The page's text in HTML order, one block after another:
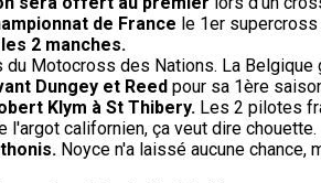
de France le 1er
2 manches.
du Motocross des Nations. La Belgique
Dungey et Reed pour sa 1ère
Klym à St Thibery. Les 2 pilotes
l'argot californien, ça veut dire
Noyce n'a laissé aucune